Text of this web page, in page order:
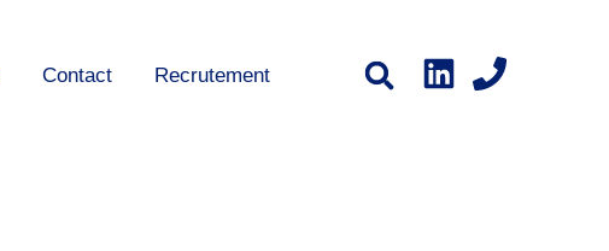
Contact Recrutement